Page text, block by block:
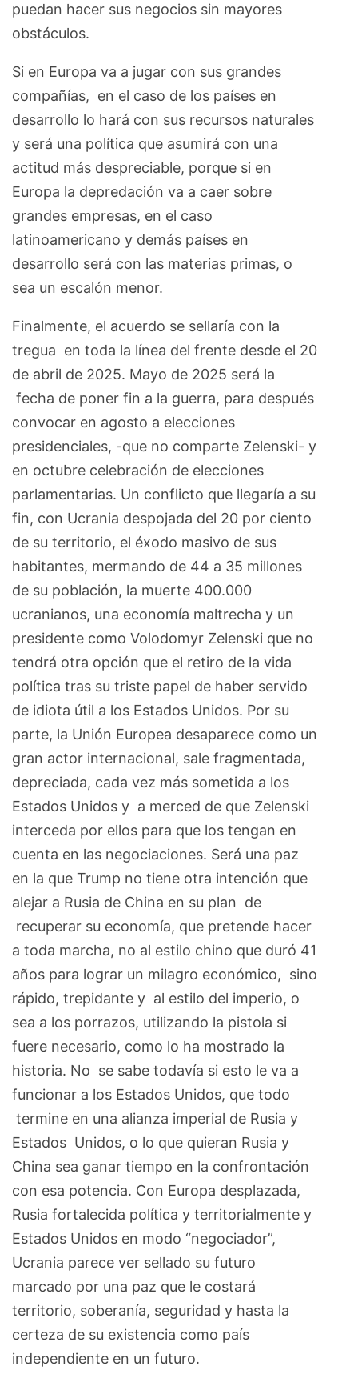
puedan hacer sus negocios sin mayores
obstáculos.
Si en Europa va a jugar con sus grandes
compañías, en el caso de los países en
desarrollo lo hará con sus recursos naturales
y será una política que asumirá con una
actitud más despreciable, porque si en
Europa la depredación va a caer sobre
grandes empresas, en el caso
latinoamericano y demás países en
desarrollo será con las materias primas, o
sea un escalón menor.
Finalmente, el acuerdo se sellaría con la
tregua en toda la línea del frente desde el 20
de abril de 2025. Mayo de 2025 será la
fecha de poner fin a la guerra, para después
convocar en agosto a elecciones
presidenciales, -que no comparte Zelenski- y
en octubre celebración de elecciones
parlamentarias. Un conflicto que llegaría a su
fin, con Ucrania despojada del 20 por ciento
de su territorio, el éxodo masivo de sus
habitantes, mermando de 44 a 35 millones
de su población, la muerte 400.000
ucranianos, una economía maltrecha y un
presidente como Volodomyr Zelenski que no
tendrá otra opción que el retiro de la vida
política tras su triste papel de haber servido
de idiota útil a los Estados Unidos. Por su
parte, la Unión Europea desaparece como un
gran actor internacional, sale fragmentada,
depreciada, cada vez más sometida a los
Estados Unidos y a merced de que Zelenski
interceda por ellos para que los tengan en
cuenta en las negociaciones. Será una paz
en la que Trump no tiene otra intención que
alejar a Rusia de China en su plan de
recuperar su economía, que pretende hacer
a toda marcha, no al estilo chino que duró 41
años para lograr un milagro económico, sino
rápido, trepidante y al estilo del imperio, o
sea a los porrazos, utilizando la pistola si
fuere necesario, como lo ha mostrado la
historia. No se sabe todavía si esto le va a
funcionar a los Estados Unidos, que todo
termine en una alianza imperial de Rusia y
Estados Unidos, o lo que quieran Rusia y
China sea ganar tiempo en la confrontación
con esa potencia. Con Europa desplazada,
Rusia fortalecida política y territorialmente y
Estados Unidos en modo “negociador”,
Ucrania parece ver sellado su futuro
marcado por una paz que le costará
territorio, soberanía, seguridad y hasta la
certeza de su existencia como país
independiente en un futuro.